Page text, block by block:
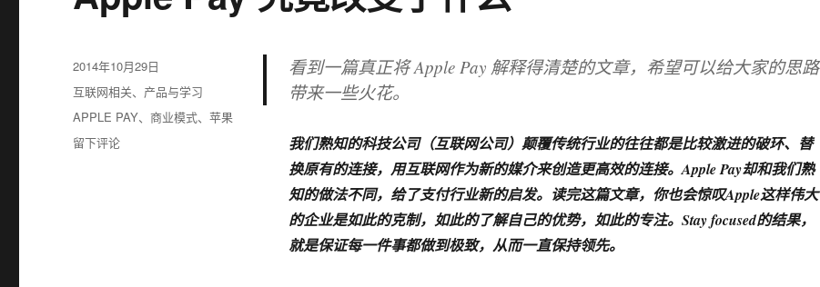
看到一篇真正将 Apple Pay 解释得清楚的文章，希望可以给大家的思路
带来一些火花。
我们熟知的科技公司（互联网公司）颠覆传统行业的往往都是比较激进的破环、替
换原有的连接，用互联网作为新的媒介来创造更高效的连接。Apple Pay却和我们熟
知的做法不同，给了支付行业新的启发。读完这篇文章，你也会惊叹Apple这样伟大
的企业是如此的克制，如此的了解自己的优势，如此的专注。Stay focused的结果，
就是保证每一件事都做到极致，从而一直保持领先。
发
布
2014年10月29日
分
类
互联网相关、 产品与学习
标
签
APPLE PAY、商业模式、苹果
于
留下评论